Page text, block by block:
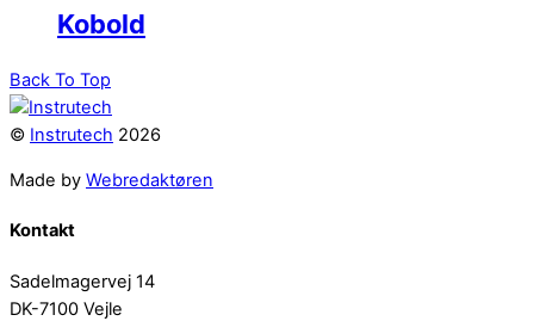
Kobold
Back To Top
© Instrutech 2026
Made by Webredaktøren
Kontakt
Sadelmagervej 14
DK-7100 Vejle